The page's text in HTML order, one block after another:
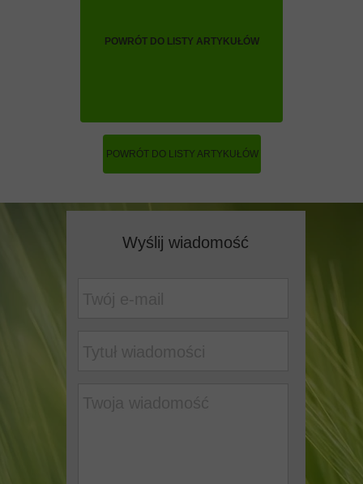
Wyślij wiadomość
POWRÓT DO LISTY ARTYKUŁÓW
POWRÓT DO LISTY ARTYKUŁÓW